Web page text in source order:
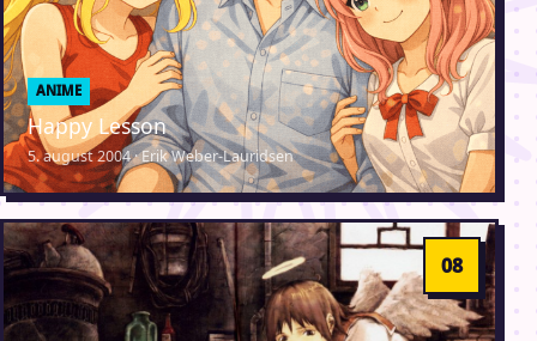
ANIME
Happy Lesson
5. august 2004 · Erik Weber-Lauridsen